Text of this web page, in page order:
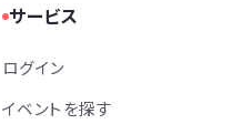
サービス
ログイン
イベントを探す